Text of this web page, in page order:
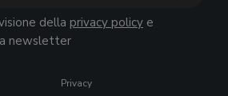
della privacy policy e
newsletter
Privacy